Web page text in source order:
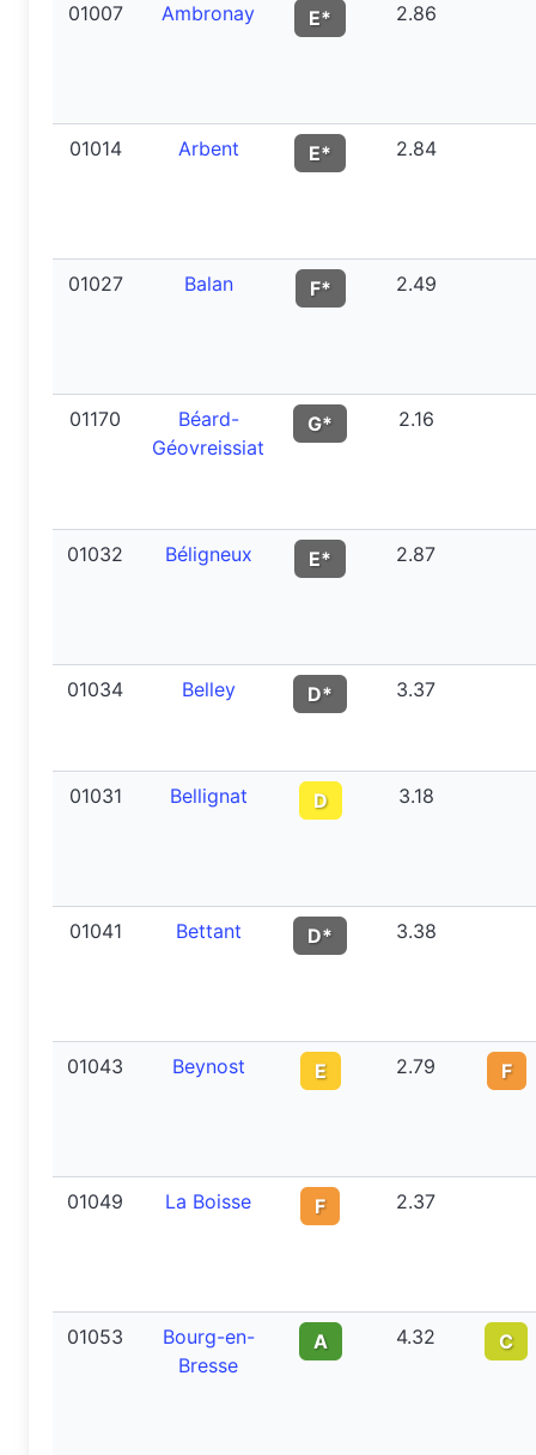
01007 Ambronay E* 2.86
01014 Arbent E* 2.84
01027 Balan F* 2.49
01170
Béard-
Géovreissiat
G* 2.16
01032 Béligneux E* 2.87
01034 Belley D* 3.37
01031 Bellignat D 3.18
01041 Bettant D* 3.38
01043 Beynost E 2.79 F
01049 La Boisse F 2.37
01053
Bourg-en-
Bresse
A 4.32 C